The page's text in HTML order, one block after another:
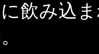
飲み込